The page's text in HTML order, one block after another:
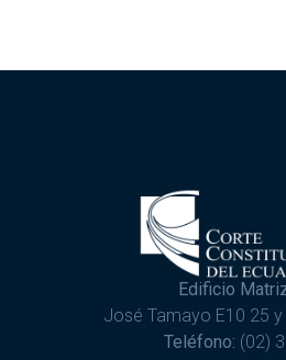
Edificio
José Tamayo E10 25
Teléfono: (02)